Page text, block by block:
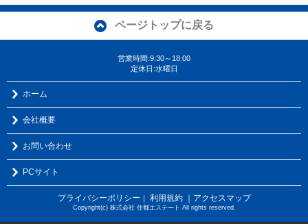
ページトップに戻る
営業時間:9:30～18:00
定休日:水曜日
ホーム
会社概要
お問い合わせ
PCサイト
プライバシーポリシー ｜ 利用規約 ｜アクセスマップ
Copyright(c) 株式会社 住都エステート All rights reserved.